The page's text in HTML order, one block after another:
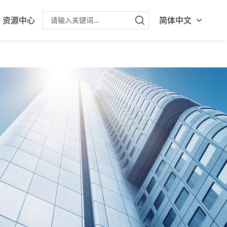
资源中心 简体中文